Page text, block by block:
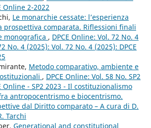
Online 2-2022
Le monarchie cessate: l’esperienza
prospettiva comparata. Riflessioni finali
monografica , DPCE Online: Vol. 72 No. 4
No. 4 (2025): Vol. 72 No. 4 (2025): DPCE
Metodo comparativo, ambiente e
, DPCE Online: Vol. 58 No. SP2
Online - SP2 2023 - Il costituzionalismo
antropocentrismo e biocentrismo.
dal Diritto comparato – A cura di D.
Tarchi
Generational and constitutional